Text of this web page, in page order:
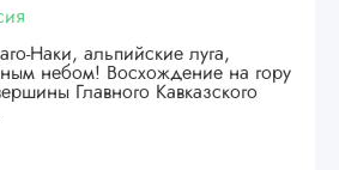
Наки, альпийские луга,
небом! Восхождение на гору
Главного Кавказского